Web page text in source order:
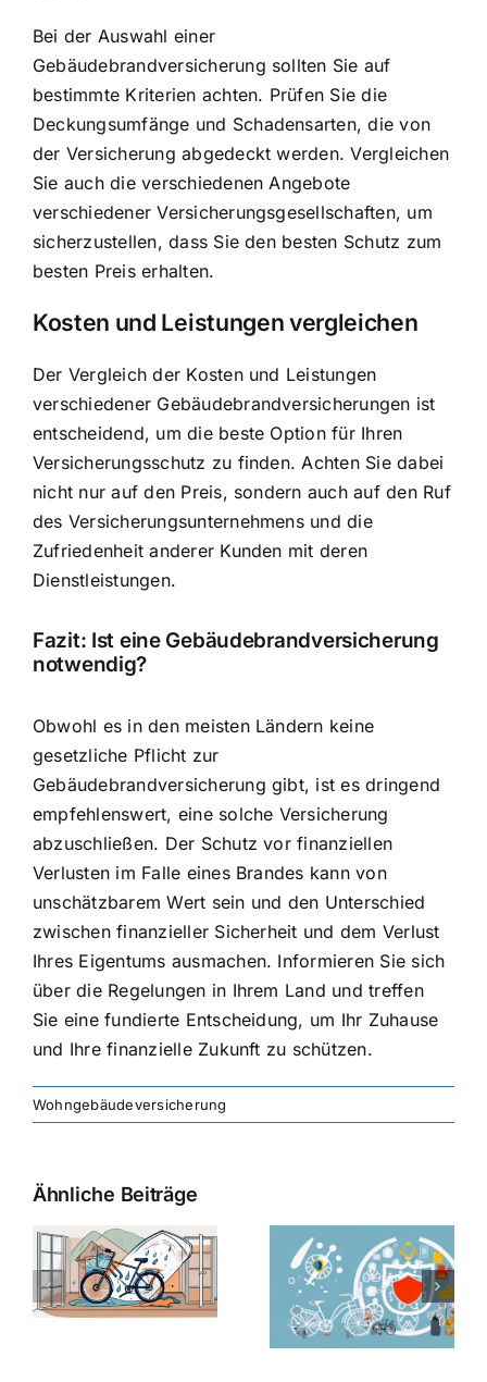
Bei der Auswahl einer
Gebäudebrandversicherung sollten Sie auf
bestimmte Kriterien achten. Prüfen Sie die
Deckungsumfänge und Schadensarten, die von
der Versicherung abgedeckt werden. Vergleichen
Sie auch die verschiedenen Angebote
verschiedener Versicherungsgesellschaften, um
sicherzustellen, dass Sie den besten Schutz zum
besten Preis erhalten.
Kosten und Leistungen vergleichen
Der Vergleich der Kosten und Leistungen
verschiedener Gebäudebrandversicherungen ist
entscheidend, um die beste Option für Ihren
Versicherungsschutz zu finden. Achten Sie dabei
nicht nur auf den Preis, sondern auch auf den Ruf
des Versicherungsunternehmens und die
Zufriedenheit anderer Kunden mit deren
Dienstleistungen.
Fazit: Ist eine Gebäudebrandversicherung
notwendig?
Obwohl es in den meisten Ländern keine
gesetzliche Pflicht zur
Gebäudebrandversicherung gibt, ist es dringend
empfehlenswert, eine solche Versicherung
abzuschließen. Der Schutz vor finanziellen
Verlusten im Falle eines Brandes kann von
unschätzbarem Wert sein und den Unterschied
zwischen finanzieller Sicherheit und dem Verlust
Ihres Eigentums ausmachen. Informieren Sie sich
über die Regelungen in Ihrem Land und treffen
Sie eine fundierte Entscheidung, um Ihr Zuhause
und Ihre finanzielle Zukunft zu schützen.
Wohngebäudeversicherung
Ähnliche Beiträge